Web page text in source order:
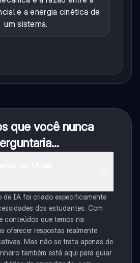
e a energia cinética de
um sistema.
que você nunca
de IA foi criado especificamente
dos estudantes. Com
conteúdos que temos na
oferecer respostas realmente
Mas não se trata apenas de
também está aqui para guiar